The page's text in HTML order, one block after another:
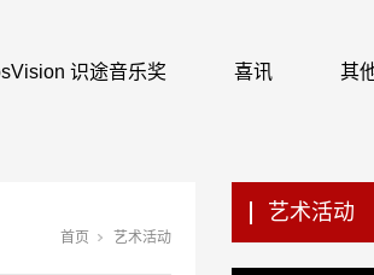
识途音乐奖 喜讯 其
首页 艺术活动
艺术活动